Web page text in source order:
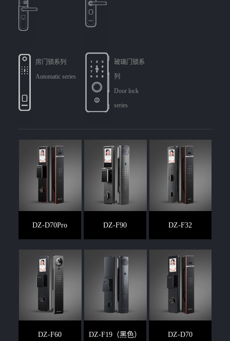
房门锁系列
Automatic series
玻璃门锁系
列
Door lock
series
DZ-D70Pro DZ-F90 DZ-F32
DZ-F60 DZ-F19（黑色） DZ-D70